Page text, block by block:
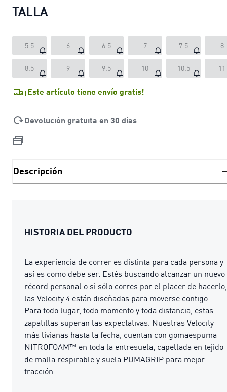
TALLA
5.5 6 6.5 7 7.5 8
8.5 9 9.5 10 10.5 11
¡Este artículo tiene envío gratis!
Devolución gratuita en 30 días
Descripción
HISTORIA DEL PRODUCTO
La experiencia de correr es distinta para cada persona y
así es como debe ser. Estés buscando alcanzar un nuevo
récord personal o si sólo corres por el placer de hacerlo,
las Velocity 4 están diseñadas para moverse contigo.
Para todo lugar, todo momento y toda distancia, estas
zapatillas superan las expectativas. Nuestras Velocity
más livianas hasta la fecha, cuentan con gomaespuma
NITROFOAM™ en toda la entresuela, capellada en tejido
de malla respirable y suela PUMAGRIP para mejor
tracción.